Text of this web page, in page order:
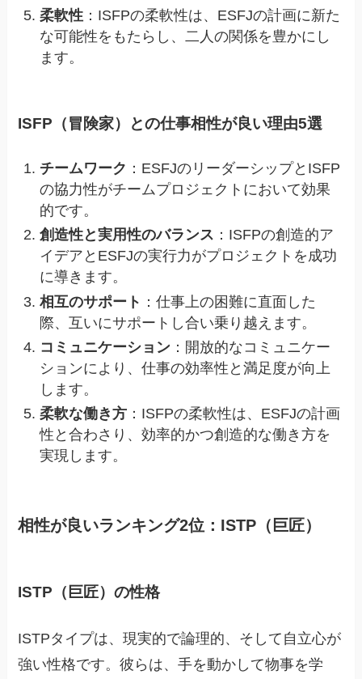
柔軟性 ：ISFPの柔軟性は、ESFJの計画に新た
な可能性をもたらし、二人の関係を豊かにし
ます。
ISFP（冒険家）との仕事相性が良い理由5選
チームワーク ：ESFJのリーダーシップとISFP
の協力性がチームプロジェクトにおいて効果
的です。
創造性と実用性のバランス ：ISFPの創造的ア
イデアとESFJの実行力がプロジェクトを成功
に導きます。
相互のサポート ：仕事上の困難に直面した
際、互いにサポートし合い乗り越えます。
コミュニケーション ：開放的なコミュニケー
ションにより、仕事の効率性と満足度が向上
します。
柔軟な働き方 ：ISFPの柔軟性は、ESFJの計画
性と合わさり、効率的かつ創造的な働き方を
実現します。
相性が良いランキング2位：ISTP（巨匠）
ISTP（巨匠）の性格
ISTPタイプは、現実的で論理的、そして自立心が
強い性格です。彼らは、手を動かして物事を学